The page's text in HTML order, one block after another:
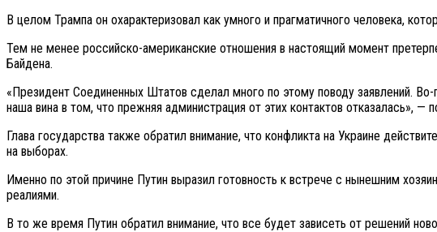
В целом Трампа он охарактеризовал как умного и прагматичного человека,
Тем не менее российско-американские отношения в настоящий момент
Байдена.
«Президент Соединенных Штатов сделал много по этому поводу заявлений.
наша вина в том, что прежняя администрация от этих контактов отказалась», —
Глава государства также обратил внимание, что конфликта на Украине
на выборах.
Именно по этой причине Путин выразил готовность к встрече с нынешним
реалиями.
В то же время Путин обратил внимание, что все будет зависеть от решений